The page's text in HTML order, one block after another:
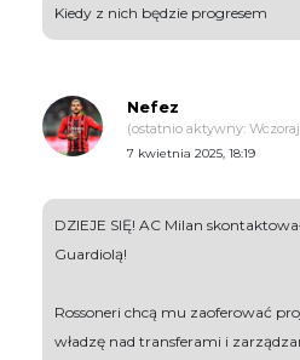
Kiedy z nich będzie progresem
Nefez
(ostatnio aktywny:
7 kwietnia 2025, 18:19
DZIEJE SIĘ! AC Milan
Guardiolą!
Rossoneri chcą mu zaoferować
władzę nad transferami i